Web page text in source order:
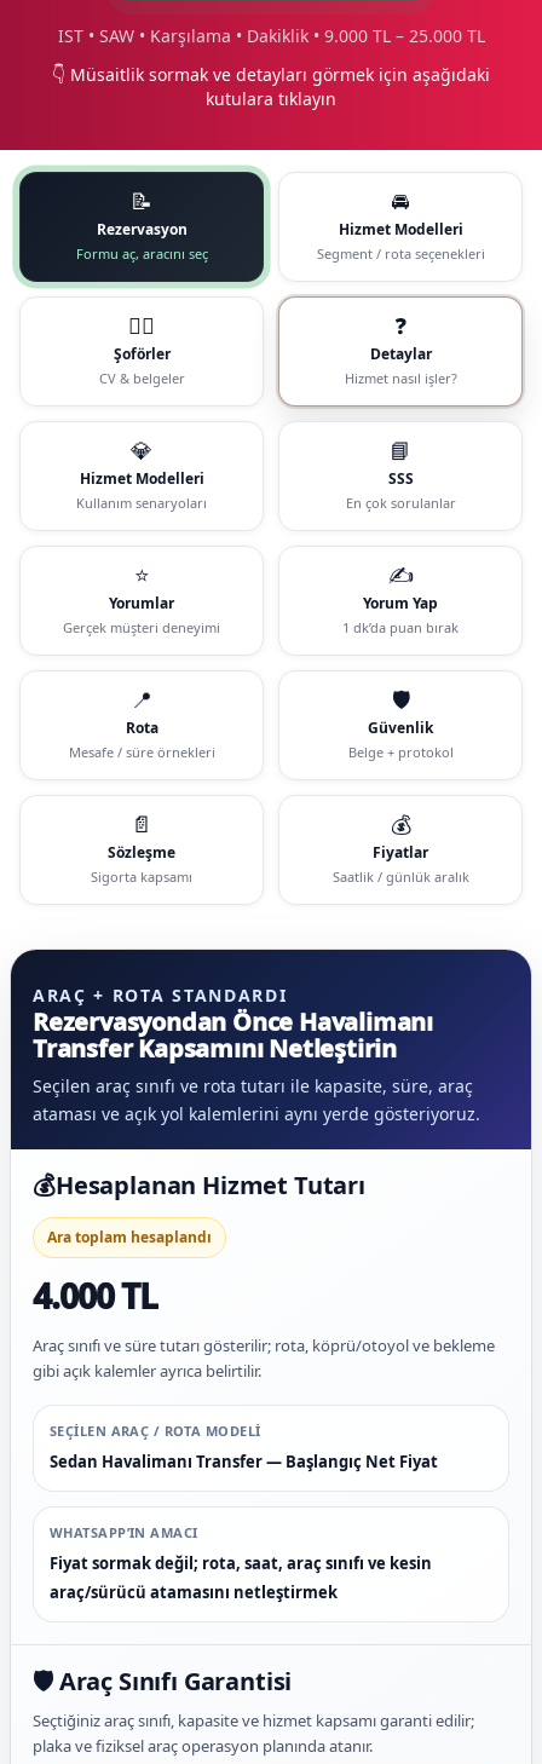
IST • SAW • Karşılama • Dakiklik • 9.000 TL – 25.000 TL
👇 Müsaitlik sormak ve detayları görmek için aşağıdaki
kutulara tıklayın
📝
Rezervasyon
Formu aç, aracını seç
🚘
Hizmet Modelleri
Segment / rota seçenekleri
🧑‍✈️
Şoförler
CV & belgeler
❓
Detaylar
Hizmet nasıl işler?
💎
Hizmet Modelleri
Kullanım senaryoları
📘
SSS
En çok sorulanlar
⭐
Yorumlar
Gerçek müşteri deneyimi
✍️
Yorum Yap
1 dk’da puan bırak
📍
Rota
Mesafe / süre örnekleri
🛡️
Güvenlik
Belge + protokol
📄
Sözleşme
Sigorta kapsamı
💰
Fiyatlar
Saatlik / günlük aralık
ARAÇ + ROTA STANDARDI
Rezervasyondan Önce Havalimanı
Transfer Kapsamını Netleştirin
Seçilen araç sınıfı ve rota tutarı ile kapasite, süre, araç
ataması ve açık yol kalemlerini aynı yerde gösteriyoruz.
💰Hesaplanan Hizmet Tutarı
Ara toplam hesaplandı
4.000 TL
Araç sınıfı ve süre tutarı gösterilir; rota, köprü/otoyol ve bekleme
gibi açık kalemler ayrıca belirtilir.
SEÇILEN ARAÇ / ROTA MODELI
Sedan Havalimanı Transfer — Başlangıç Net Fiyat
WHATSAPP’IN AMACI
Fiyat sormak değil; rota, saat, araç sınıfı ve kesin
araç/sürücü atamasını netleştirmek
🛡️ Araç Sınıfı Garantisi
Seçtiğiniz araç sınıfı, kapasite ve hizmet kapsamı garanti edilir;
plaka ve fiziksel araç operasyon planında atanır.